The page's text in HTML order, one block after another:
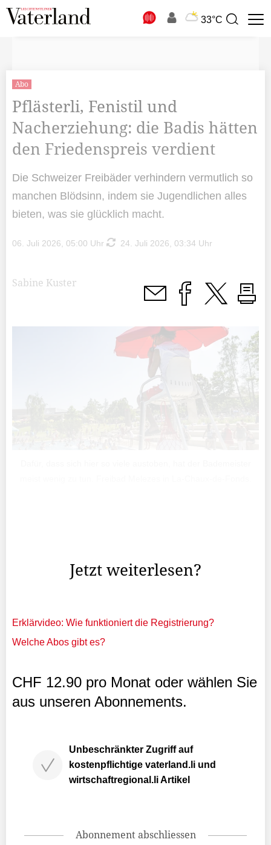
33°C
Suchbegriff
Abo
Pflästerli, Fenistil und
Nacherziehung: die Badis hätten
den Friedenspreis verdient
Die Schweizer Freibäder verhindern vermutlich so
manchen Blödsinn, indem sie Jugendlichen alles
bieten, was sie glücklich macht.
06. Juli 2026, 05:00 Uhr 24. Juli 2026, 03:34 Uhr
Sabine Kuster
Jetzt weiterlesen?
Erklärvideo: Wie funktioniert die Registrierung?
Welche Abos gibt es?
CHF 12.90 pro Monat oder wählen Sie
aus unseren Abonnements.
Unbeschränkter Zugriff auf
kostenpflichtige vaterland.li und
wirtschaftregional.li Artikel
Abonnement abschliessen